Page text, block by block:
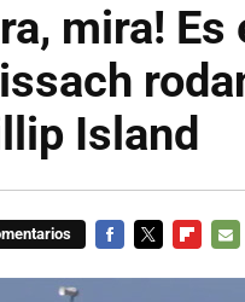
mira!
Island